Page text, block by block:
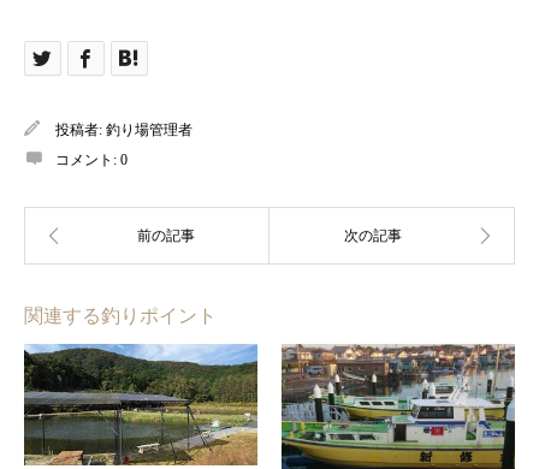
投稿者: 釣り場管理者
コメント: 0
関連する釣りポイント